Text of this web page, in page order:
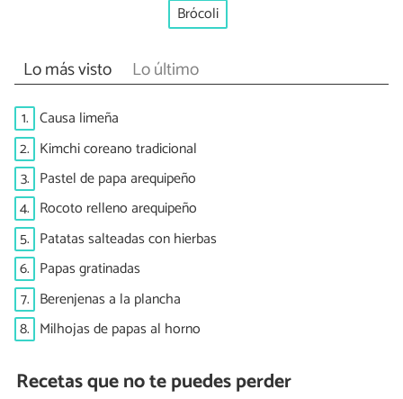
Brócoli
Lo más visto Lo último
1. Causa limeña
2. Kimchi coreano tradicional
3. Pastel de papa arequipeño
4. Rocoto relleno arequipeño
5. Patatas salteadas con hierbas
6. Papas gratinadas
7. Berenjenas a la plancha
8. Milhojas de papas al horno
Recetas que no te puedes perder